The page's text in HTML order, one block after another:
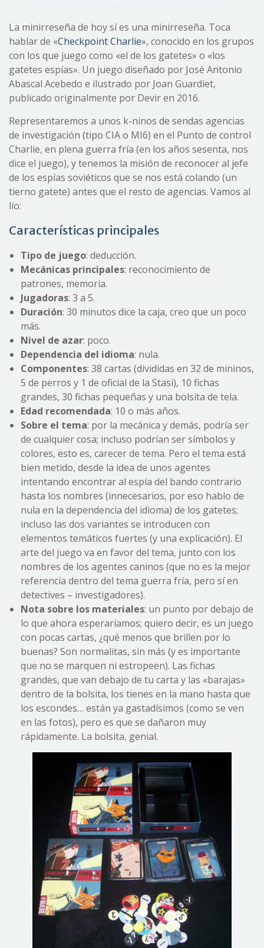
La minirreseña de hoy sí es una minirreseña. Toca
hablar de «Checkpoint Charlie», conocido en los grupos
con los que juego como «el de los gatetes» o «los
gatetes espías». Un juego diseñado por José Antonio
Abascal Acebedo e ilustrado por Joan Guardiet,
publicado originalmente por Devir en 2016.
Representaremos a unos k-ninos de sendas agencias
de investigación (tipo CIA o MI6) en el Punto de control
Charlie, en plena guerra fría (en los años sesenta, nos
dice el juego), y tenemos la misión de reconocer al jefe
de los espías soviéticos que se nos está colando (un
tierno gatete) antes que el resto de agencias. Vamos al
lío:
Características principales
Tipo de juego: deducción.
Mecánicas principales: reconocimiento de
patrones, memoria.
Jugadoras: 3 a 5.
Duración: 30 minutos dice la caja, creo que un poco
más.
Nivel de azar: poco.
Dependencia del idioma: nula.
Componentes: 38 cartas (divididas en 32 de mininos,
5 de perros y 1 de oficial de la Stasi), 10 fichas
grandes, 30 fichas pequeñas y una bolsita de tela.
Edad recomendada: 10 o más años.
Sobre el tema: por la mecánica y demás, podría ser
de cualquier cosa; incluso podrían ser símbolos y
colores, esto es, carecer de tema. Pero el tema está
bien metido, desde la idea de unos agentes
intentando encontrar al espía del bando contrario
hasta los nombres (innecesarios, por eso hablo de
nula en la dependencia del idioma) de los gatetes;
incluso las dos variantes se introducen con
elementos temáticos fuertes (y una explicación). El
arte del juego va en favor del tema, junto con los
nombres de los agentes caninos (que no es la mejor
referencia dentro del tema guerra fría, pero sí en
detectives – investigadores).
Nota sobre los materiales: un punto por debajo de
lo que ahora esperaríamos; quiero decir, es un juego
con pocas cartas, ¿qué menos que brillen por lo
buenas? Son normalitas, sin más (y es importante
que no se marquen ni estropeen). Las fichas
grandes, que van debajo de tu carta y las «barajas»
dentro de la bolsita, los tienes en la mano hasta que
los escondes… están ya gastadísimos (como se ven
en las fotos), pero es que se dañaron muy
rápidamente. La bolsita, genial.